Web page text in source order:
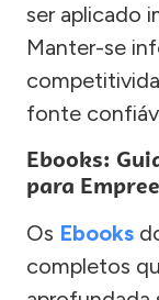
ser aplicado
Manter-se
fonte
Ebooks:
para
Os Ebooks
completos